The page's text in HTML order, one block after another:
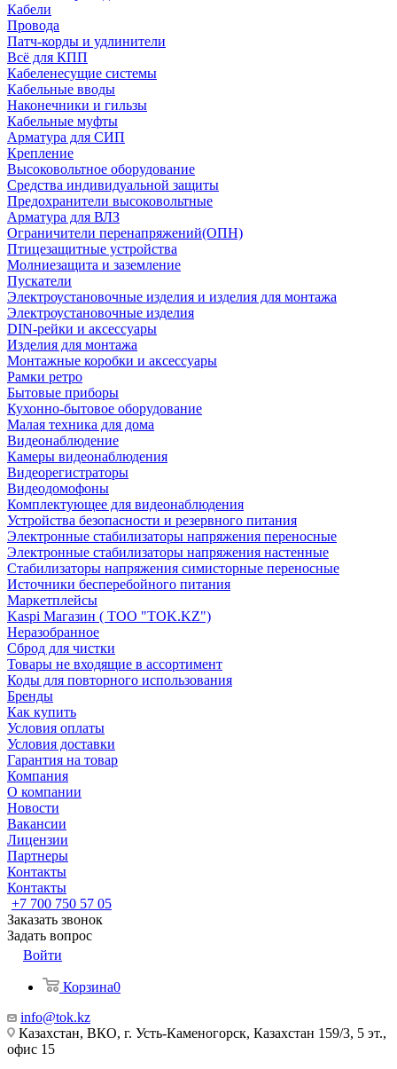
Кабели
Провода
Патч-корды и удлинители
Всё для КПП
Кабеленесущие системы
Кабельные вводы
Наконечники и гильзы
Кабельные муфты
Арматура для СИП
Крепление
Высоковольтное оборудование
Средства индивидуальной защиты
Предохранители высоковольтные
Арматура для ВЛЗ
Ограничители перенапряжений(ОПН)
Птицезащитные устройства
Молниезащита и заземление
Пускатели
Электроустановочные изделия и изделия для монтажа
Электроустановочные изделия
DIN-рейки и аксессуары
Изделия для монтажа
Монтажные коробки и аксессуары
Рамки ретро
Бытовые приборы
Кухонно-бытовое оборудование
Малая техника для дома
Видеонаблюдение
Камеры видеонаблюдения
Видеорегистраторы
Видеодомофоны
Комплектующее для видеонаблюдения
Устройства безопасности и резервного питания
Электронные стабилизаторы напряжения переносные
Электронные стабилизаторы напряжения настенные
Стабилизаторы напряжения симисторные переносные
Источники бесперебойного питания
Маркетплейсы
Kaspi Магазин ( ТОО "TOK.KZ")
Неразобранное
Сброд для чистки
Товары не входящие в ассортимент
Коды для повторного использования
Бренды
Как купить
Условия оплаты
Условия доставки
Гарантия на товар
Компания
О компании
Новости
Вакансии
Лицензии
Партнеры
Контакты
Контакты
+7 700 750 57 05
Заказать звонок
Задать вопрос
Войти
Корзина0
info@tok.kz
Казахстан, ВКО, г. Усть-Каменогорск, Казахстан 159/3, 5 эт.,
офис 15